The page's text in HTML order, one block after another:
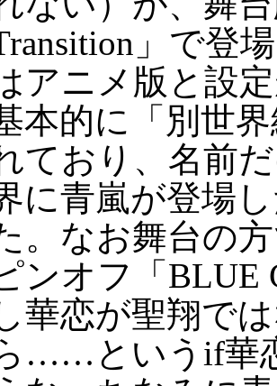
」で登
アニメ版と設
本的に「別世
ており、名前
に青嵐が登場
。なお舞台の
ンオフ「BLUE
華恋が聖翔で
……というif華